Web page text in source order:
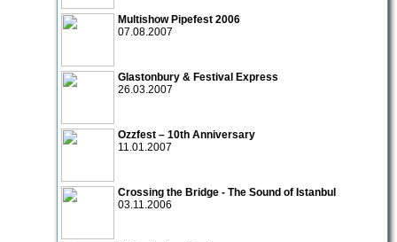
Multishow Pipefest 2006
07.08.2007
Glastonbury & Festival Express
26.03.2007
Ozzfest – 10th Anniversary
11.01.2007
Crossing the Bridge - The Sound of Istanbul
03.11.2006